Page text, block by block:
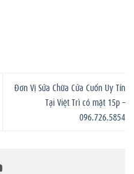
Đơn Vị Sửa Chữa Cửa Cuốn Uy Tín
Tại Việt Trì có mặt 15p –
096.726.5854